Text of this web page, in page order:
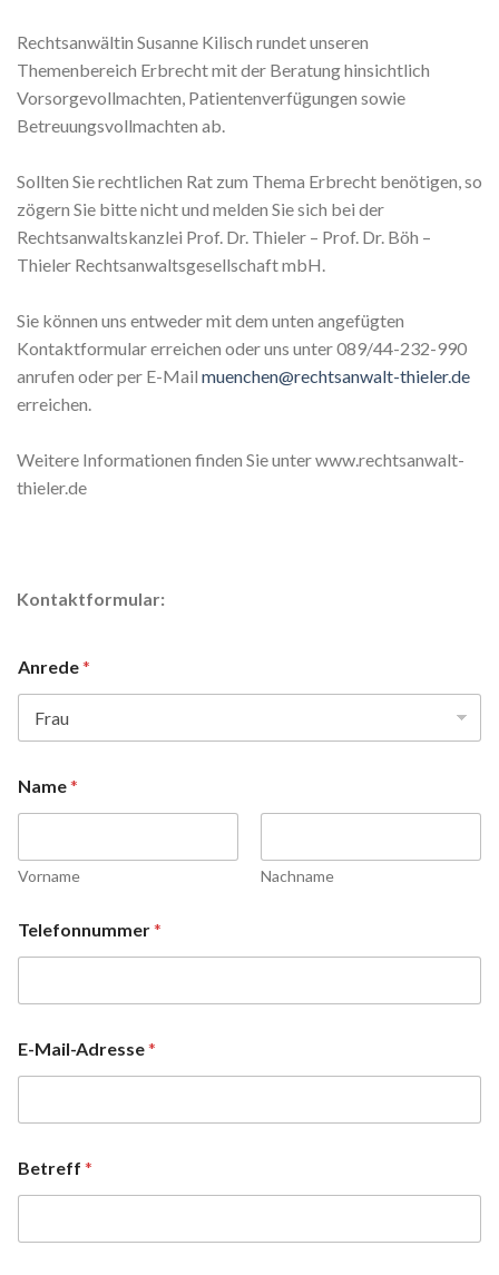
Rechtsanwältin Susanne Kilisch rundet unseren
Themenbereich Erbrecht mit der Beratung hinsichtlich
Vorsorgevollmachten, Patientenverfügungen sowie
Betreuungsvollmachten ab.
Sollten Sie rechtlichen Rat zum Thema Erbrecht benötigen, so
zögern Sie bitte nicht und melden Sie sich bei der
Rechtsanwaltskanzlei Prof. Dr. Thieler – Prof. Dr. Böh –
Thieler Rechtsanwaltsgesellschaft mbH.
Sie können uns entweder mit dem unten angefügten
Kontaktformular erreichen oder uns unter 089/44-232-990
anrufen oder per E-Mail muenchen@rechtsanwalt-thieler.de
erreichen.
Weitere Informationen finden Sie unter www.rechtsanwalt-
thieler.de
Kontaktformular:
Anrede*
Name*
Vorname Nachname
Telefonnummer*
E-Mail-Adresse*
Betreff *